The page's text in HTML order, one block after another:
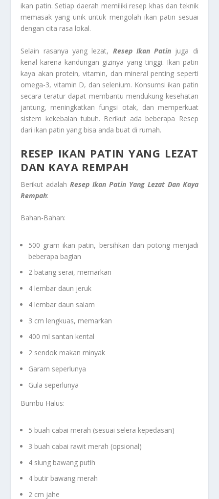
ikan patin. Setiap daerah memiliki resep khas dan teknik
memasak yang unik untuk mengolah ikan patin sesuai
dengan cita rasa lokal.
Selain rasanya yang lezat, Resep Ikan Patin juga di
kenal karena kandungan gizinya yang tinggi. Ikan patin
kaya akan protein, vitamin, dan mineral penting seperti
omega-3, vitamin D, dan selenium. Konsumsi ikan patin
secara teratur dapat membantu mendukung kesehatan
jantung, meningkatkan fungsi otak, dan memperkuat
sistem kekebalan tubuh. Berikut ada beberapa Resep
dari ikan patin yang bisa anda buat di rumah.
RESEP IKAN PATIN YANG LEZAT
DAN KAYA REMPAH
Berikut adalahResep Ikan Patin Yang Lezat Dan Kaya
Rempah:
Bahan-Bahan:
500 gram ikan patin, bersihkan dan potong menjadi
beberapa bagian
2 batang serai, memarkan
4 lembar daun jeruk
4 lembar daun salam
3 cm lengkuas, memarkan
400 ml santan kental
2 sendok makan minyak
Garam seperlunya
Gula seperlunya
Bumbu Halus:
5 buah cabai merah (sesuai selera kepedasan)
3 buah cabai rawit merah (opsional)
4 siung bawang putih
4 butir bawang merah
2 cm jahe